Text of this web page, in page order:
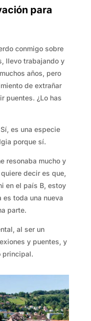
para
conmigo sobre
llevo trabajando y
años, pero
de extrañar
puentes. ¿Lo has
es una especie
porque sí.
resonaba mucho y
decir es que,
en el país B, estoy
es toda una nueva
parte.
al ser un
y puentes, y
principal.